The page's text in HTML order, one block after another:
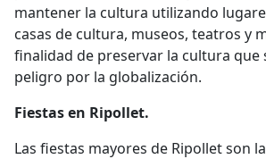
mantener la cultura utilizando
casas de cultura, museos, teatros y
finalidad de preservar la cultura que
peligro por la globalización.
Fiestas en Ripollet.
Las fiestas mayores de Ripollet son